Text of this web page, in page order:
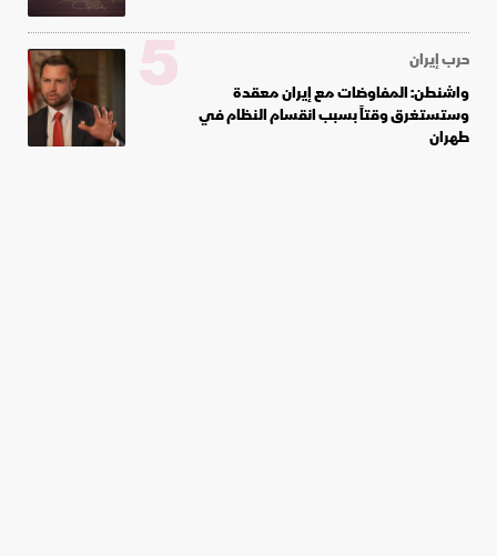
حرب إيران
واشنطن: المفاوضات مع إيران معقدة
وستستغرق وقتاً بسبب انقسام النظام في
طهران
5